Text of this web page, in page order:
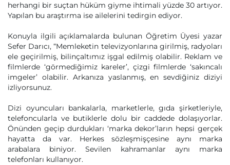
herhangi bir suçtan hüküm giyme ihtimali yüzde 30 artıyor.
Yapılan bu araştırma ise ailelerini tedirgin ediyor.
Konuyla ilgili açıklamalarda bulunan Öğretim Üyesi yazar
Sefer Darıcı, “Memleketin televizyonlarına girilmiş, radyoları
ele geçirilmiş, bilinçaltımız işgal edilmiş olabilir. Reklam ve
filmlerde ‘görmediğimiz kareler’, çizgi filmlerde ‘sakıncalı
imgeler’ olabilir. Arkanıza yaslanmış, en sevdiğiniz diziyi
izliyorsunuz.
Dizi oyuncuları bankalarla, marketlerle, gıda şirketleriyle,
telefoncularla ve butiklerle dolu bir caddede dolaşıyorlar.
Önünden geçip durdukları ‘marka dekor’ların hepsi gerçek
hayatta da var. Herkes sözleşmişçesine aynı marka
arabalara biniyor. Sevilen kahramanlar aynı marka
telefonları kullanıyor.